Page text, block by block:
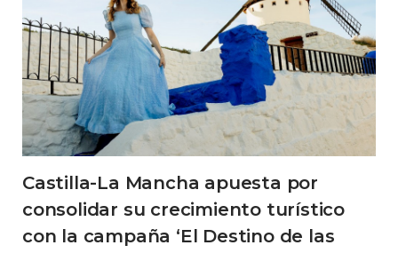
Castilla-La Mancha apuesta por
consolidar su crecimiento turístico
con la campaña ‘El Destino de las